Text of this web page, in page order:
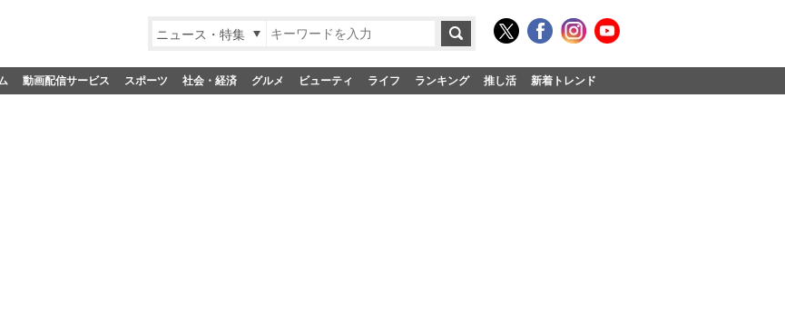
ニュース・特集
動画配信サービス スポーツ 社会・経済 グルメ ビューティ ライフ ランキング 推し活 新着トレンド